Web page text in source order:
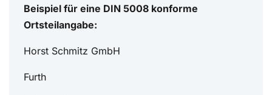
Beispiel für eine DIN 5008 konforme
Ortsteilangabe:
Horst Schmitz GmbH
Furth